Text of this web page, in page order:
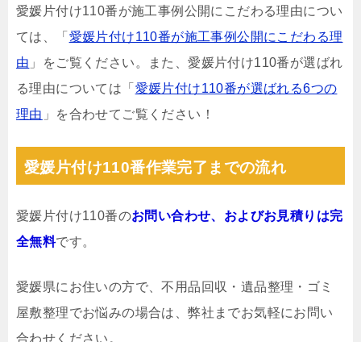
愛媛片付け110番が施工事例公開にこだわる理由につい
ては、「 愛媛片付け110番が施工事例公開にこだわる理
由 」をご覧ください。また、愛媛片付け110番が選ばれ
る理由については「 愛媛片付け110番が選ばれる6つの
理由 」を合わせてご覧ください！
愛媛片付け110番作業完了までの流れ
愛媛片付け110番のお問い合わせ、およびお見積りは完
全無料です。
愛媛県にお住いの方で、不用品回収・遺品整理・ゴミ
屋敷整理でお悩みの場合は、弊社までお気軽にお問い
合わせください。